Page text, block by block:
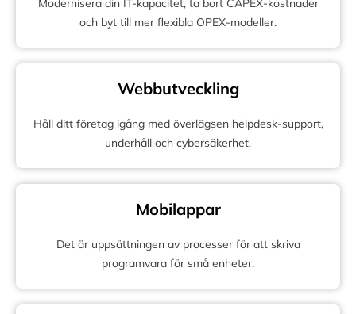
och byt till mer flexibla OPEX-modeller.
Webbutveckling
Håll ditt företag igång med överlägsen helpdesk-support,
underhåll och cybersäkerhet.
Mobilappar
Det är uppsättningen av processer för att skriva
programvara för små enheter.